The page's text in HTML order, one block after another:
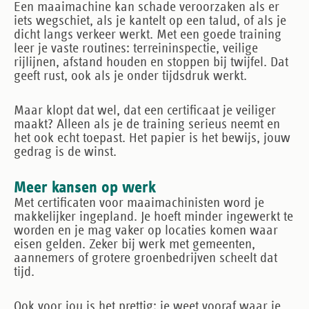
Een maaimachine kan schade veroorzaken als er
iets wegschiet, als je kantelt op een talud, of als je
dicht langs verkeer werkt. Met een goede training
leer je vaste routines: terreininspectie, veilige
rijlijnen, afstand houden en stoppen bij twijfel. Dat
geeft rust, ook als je onder tijdsdruk werkt.
Maar klopt dat wel, dat een certificaat je veiliger
maakt? Alleen als je de training serieus neemt en
het ook echt toepast. Het papier is het bewijs, jouw
gedrag is de winst.
Meer kansen op werk
Met certificaten voor maaimachinisten word je
makkelijker ingepland. Je hoeft minder ingewerkt te
worden en je mag vaker op locaties komen waar
eisen gelden. Zeker bij werk met gemeenten,
aannemers of grotere groenbedrijven scheelt dat
tijd.